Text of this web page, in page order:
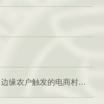
乔天宇 邱泽奇 边缘农户触发的电商村形成